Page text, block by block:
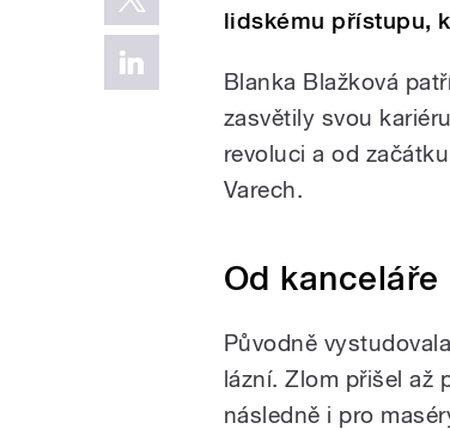
lidskému přístupu,
Blanka Blažková
zasvětily svou
revoluci a od
Varech.
Od
Původně
lázní. Zlom přišel až
následně i pro